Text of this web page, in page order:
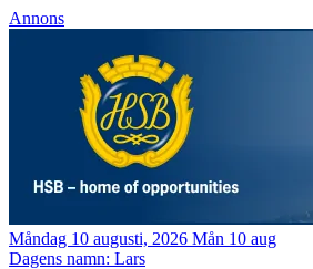
Annons
Måndag 10 augusti, 2026 Mån 10 aug
Dagens namn: Lars